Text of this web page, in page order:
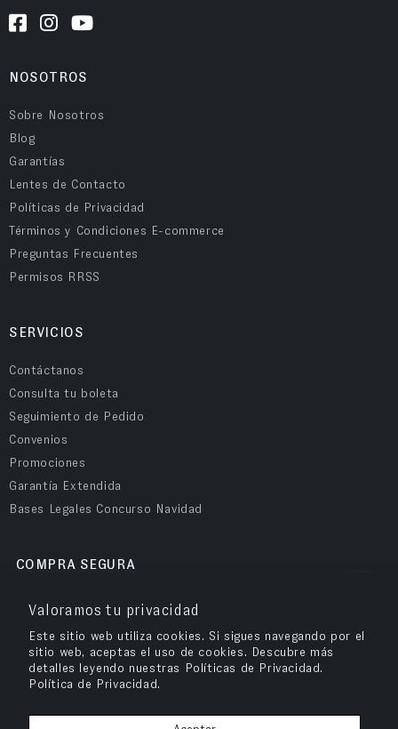
Valoramos tu privacidad
Este sitio web utiliza cookies. Si sigues navegando por el
sitio web, aceptas el uso de cookies. Descubre más
detalles leyendo nuestras Políticas de Privacidad.
Política de Privacidad.
NOSOTROS
Sobre Nosotros
Blog
Garantías
Lentes de Contacto
Políticas de Privacidad
Términos y Condiciones E-commerce
Preguntas Frecuentes
Permisos RRSS
SERVICIOS
Contáctanos
Consulta tu boleta
Seguimiento de Pedido
Convenios
Promociones
Garantía Extendida
Bases Legales Concurso Navidad
COMPRA SEGURA